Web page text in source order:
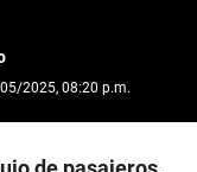
2025, 08:20 p.m.